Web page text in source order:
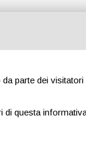
parte dei
di questa